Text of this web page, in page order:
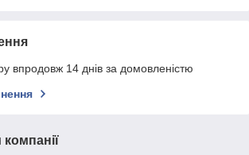
впродовж 14 днів за домовленістю
компанії